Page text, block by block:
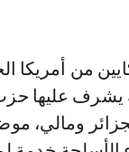
من أمريكا
يشرف عليها
ومالي،